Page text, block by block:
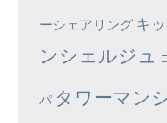
ーシェアリング キ
ンシェルジュ
パ タワーマン